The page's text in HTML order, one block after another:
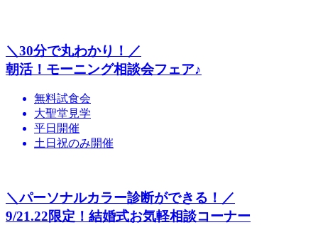
＼30分で丸わかり！／
朝活！モーニング相談会フェア♪
無料試食会
大聖堂見学
平日開催
土日祝のみ開催
＼パーソナルカラー診断ができる！／
9/21.22限定！結婚式お気軽相談コーナー